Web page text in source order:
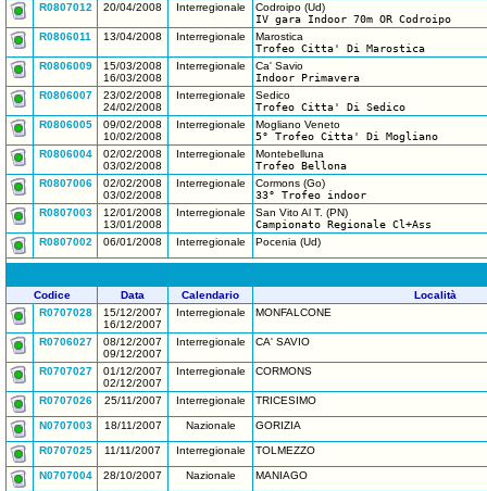
R0807012 20/04/2008 Interregionale
Codroipo (Ud)
IV gara Indoor 70m OR Codroipo
R0806011
13/04/2008 Interregionale
Marostica
Trofeo Citta' Di Marostica
R0806009
15/03/2008
16/03/2008
Interregionale
Ca' Savio
Indoor Primavera
R0806007
23/02/2008
24/02/2008
Interregionale
Sedico
Trofeo Citta' Di Sedico
R0806005
09/02/2008
10/02/2008
Interregionale
Mogliano Veneto
5° Trofeo Citta' Di Mogliano
R0806004
02/02/2008
03/02/2008
Interregionale
Montebelluna
Trofeo Bellona
R0807006
02/02/2008
03/02/2008
Interregionale
Cormons (Go)
33° Trofeo indoor
R0807003
12/01/2008
13/01/2008
Interregionale
San Vito Al T. (PN)
Campionato Regionale Cl+Ass
R0807002
06/01/2008 Interregionale Pocenia (Ud)
Codice Data Calendario
Località
R0707028
15/12/2007
16/12/2007
Interregionale MONFALCONE
R0706027
08/12/2007
09/12/2007
Interregionale CA' SAVIO
R0707027
01/12/2007
02/12/2007
Interregionale CORMONS
R0707026 25/11/2007 Interregionale TRICESIMO
N0707003 18/11/2007 Nazionale GORIZIA
R0707025 11/11/2007 Interregionale TOLMEZZO
N0707004 28/10/2007 Nazionale MANIAGO